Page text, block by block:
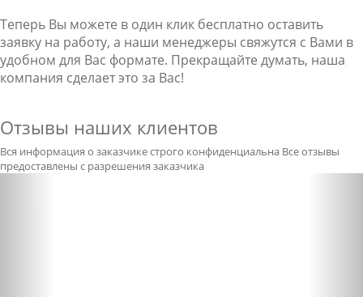
Теперь Вы можете в один клик бесплатно оставить
заявку на работу, а наши менеджеры свяжутся с Вами в
удобном для Вас формате. Прекращайте думать, наша
компания сделает это за Вас!
Отзывы наших клиентов
Вся информация о заказчике строго конфиденциальна Все отзывы
предоставлены с разрешения заказчика